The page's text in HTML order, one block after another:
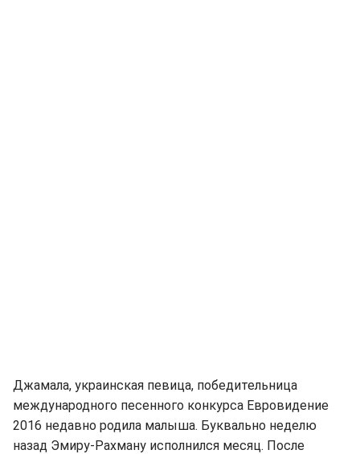
Джамала, украинская певица, победительница
международного песенного конкурса Евровидение
2016 недавно родила малыша. Буквально неделю
назад Эмиру-Рахману исполнился месяц. После